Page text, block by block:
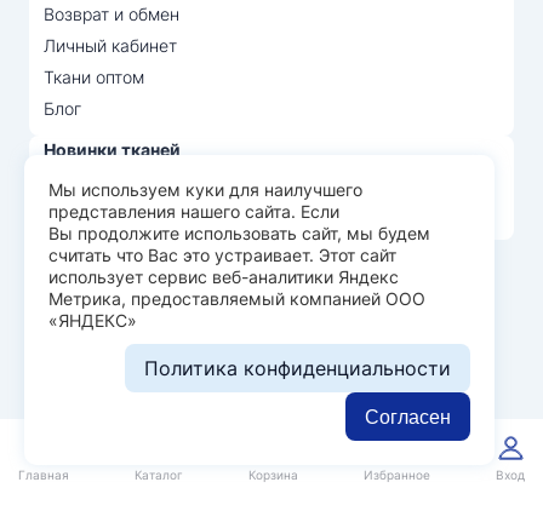
Главная Каталог Корзина Избранное Вход
Возврат и обмен
Личный кабинет
Ткани оптом
Блог
Новинки тканей
Распродажа тканей
Лидеры продаж
© Арт Текс — продажа тканей оптом, 2026
Пользовательское соглашение
Политика конфиденциальности
Разработка сайта —
Мы используем куки для наилучшего
представления нашего сайта. Если
Вы продолжите использовать сайт, мы будем
считать что Вас это устраивает. Этот сайт
использует сервис веб-аналитики Яндекс
Метрика, предоставляемый компанией ООО
«ЯНДЕКС»
Политика конфиденциальности
Согласен